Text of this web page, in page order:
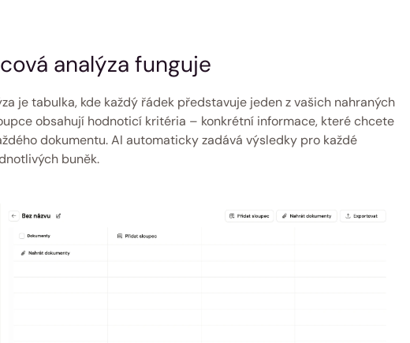
analýza funguje
je tabulka, kde každý řádek představuje jeden z vašich nahraných
obsahují hodnoticí kritéria – konkrétní informace, které chcete
dokumentu. AI automaticky zadává výsledky pro každé
buněk.